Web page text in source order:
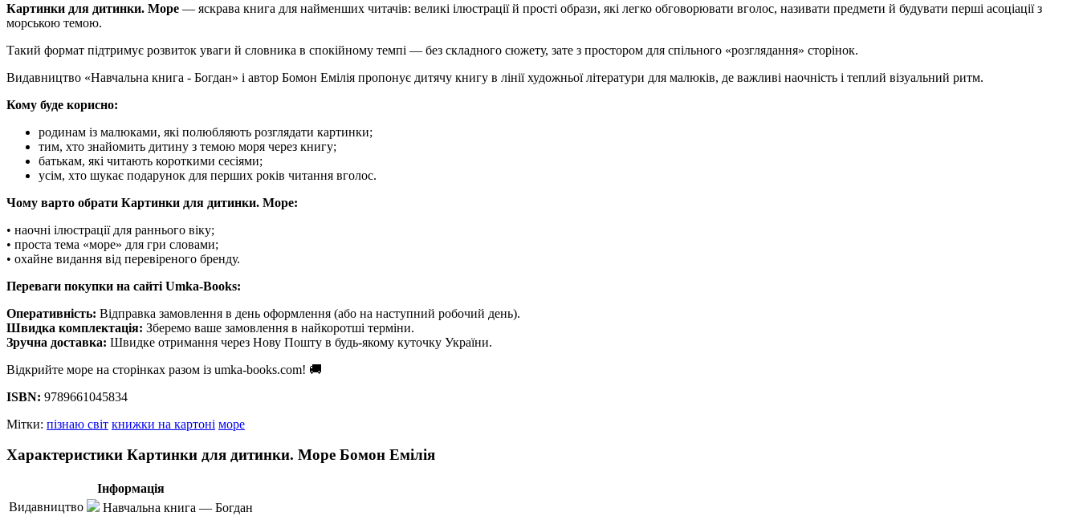
Картинки для дитинки. Море — яскрава книга для найменших читачів: великі ілюстрації й прості образи, які легко обговорювати вголос, називати предмети й будувати перші асоціації з
морською темою.
Такий формат підтримує розвиток уваги й словника в спокійному темпі — без складного сюжету, зате з простором для спільного «розглядання» сторінок.
Видавництво «Навчальна книга - Богдан» і автор Бомон Емілія пропонує дитячу книгу в лінії художньої літератури для малюків, де важливі наочність і теплий візуальний ритм.
Кому буде корисно:
родинам із малюками, які полюбляють розглядати картинки;
тим, хто знайомить дитину з темою моря через книгу;
батькам, які читають короткими сесіями;
усім, хто шукає подарунок для перших років читання вголос.
Чому варто обрати Картинки для дитинки. Море:
• наочні ілюстрації для раннього віку;
• проста тема «море» для гри словами;
• охайне видання від перевіреного бренду.
Переваги покупки на сайті Umka-Books:
Оперативність: Відправка замовлення в день оформлення (або на наступний робочий день).
Швидка комплектація: Зберемо ваше замовлення в найкоротші терміни.
Зручна доставка: Швидке отримання через Нову Пошту в будь-якому куточку України.
Відкрийте море на сторінках разом із umka-books.com! 🚚
ISBN: 9789661045834
Мітки: пізнаю світ книжки на картоні море
Характеристики Картинки для дитинки. Море Бомон Емілія
Інформація
Видавництво
Навчальна книга — Богдан